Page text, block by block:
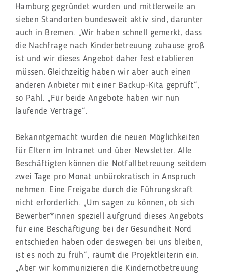
Hamburg gegründet wurden und mittlerweile an
sieben Standorten bundesweit aktiv sind, darunter
auch in Bremen. „Wir haben schnell gemerkt, dass
die Nachfrage nach Kinderbetreuung zuhause groß
ist und wir dieses Angebot daher fest etablieren
müssen. Gleichzeitig haben wir aber auch einen
anderen Anbieter mit einer Backup-Kita geprüft“,
so Pahl. „Für beide Angebote haben wir nun
laufende Verträge“.
Bekanntgemacht wurden die neuen Möglichkeiten
für Eltern im Intranet und über Newsletter. Alle
Beschäftigten können die Notfallbetreuung seitdem
zwei Tage pro Monat unbürokratisch in Anspruch
nehmen. Eine Freigabe durch die Führungskraft
nicht erforderlich. „Um sagen zu können, ob sich
Bewerber*innen speziell aufgrund dieses Angebots
für eine Beschäftigung bei der Gesundheit Nord
entschieden haben oder deswegen bei uns bleiben,
ist es noch zu früh“, räumt die Projektleiterin ein.
„Aber wir kommunizieren die Kindernotbetreuung